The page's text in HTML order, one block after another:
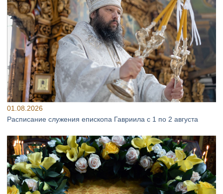
01.08.2026
Расписание служения епископа Гавриила с 1 по 2 августа